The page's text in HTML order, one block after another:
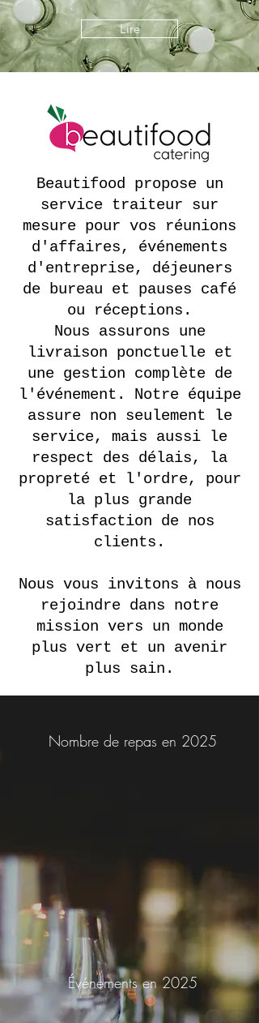
Lire
Beautifood propose un
service traiteur sur
mesure pour vos réunions
d'affaires, événements
d'entreprise, déjeuners
de bureau et pauses café
ou réceptions.
Nous assurons une
livraison ponctuelle et
une gestion complète de
l'événement. Notre équipe
assure non seulement le
service, mais aussi le
respect des délais, la
propreté et l'ordre,
pour
la plus grande
satisfaction de nos
clients.
Nous vous invitons à nous
rejoindre dans notre
mission vers un monde
plus vert et un avenir
plus sain.
Nombre de repas en 2025
Événements en 2025